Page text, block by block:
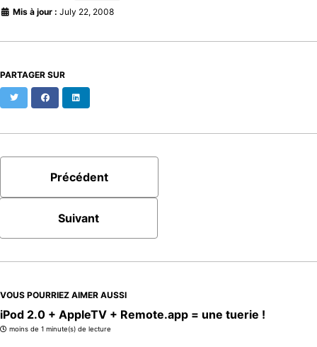
Mis à jour : July 22, 2008
PARTAGER SUR
Twitter Facebook
Précédent
Suivant
VOUS POURRIEZ AIMER AUSSI
iPod 2.0 + AppleTV + Remote.app = une tuerie !
moins de 1 minute(s) de lecture